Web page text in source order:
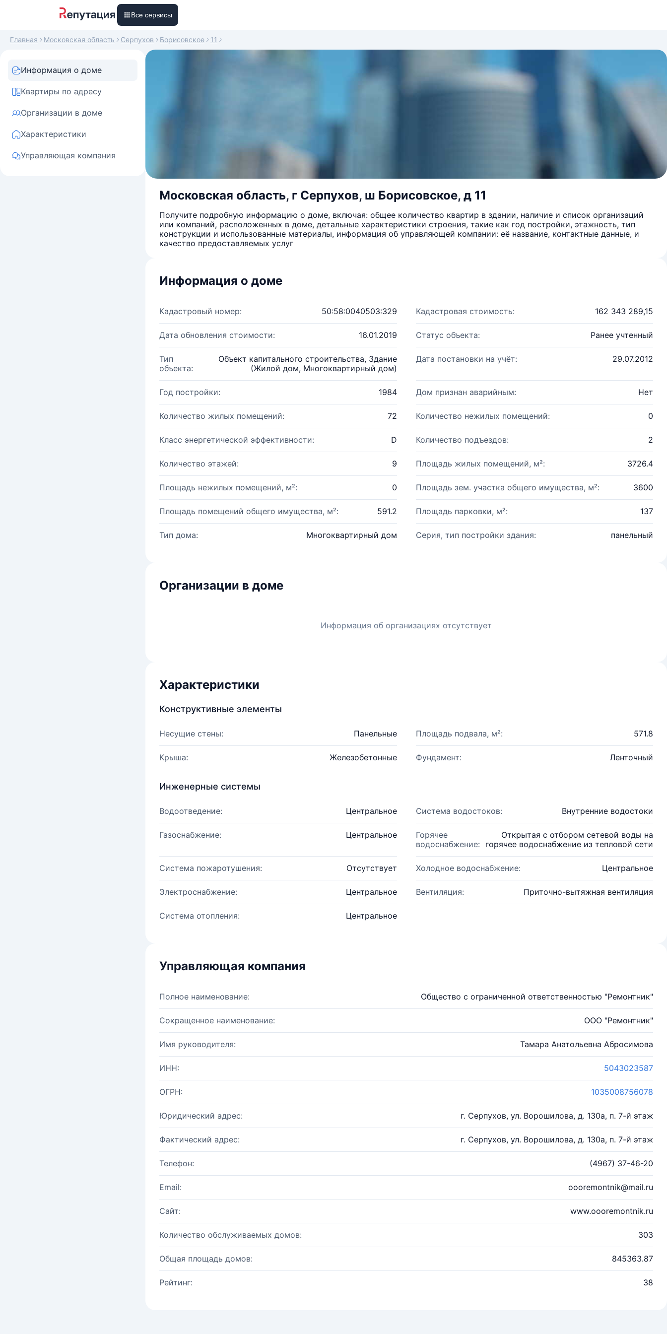
Все сервисы
Главная Московская область Серпухов Борисовское 11
Информация о доме
Квартиры по адресу
Организации в доме
Характеристики
Управляющая компания
Московская область, г Серпухов, ш Борисовское, д 11
Получите подробную информацию о доме, включая: общее количество квартир в здании, наличие и список организаций
или компаний, расположенных в доме, детальные характеристики строения, такие как год постройки, этажность, тип
конструкции и использованные материалы, информация об управляющей компании: её название, контактные данные, и
качество предоставляемых услуг
Информация о доме
Кадастровый номер: 50:58:0040503:329 Кадастровая стоимость: 162 343 289,15
Дата обновления стоимости: 16.01.2019 Статус объекта: Ранее учтенный
Тип
объекта:
Объект капитального строительства, Здание
(Жилой дом, Многоквартирный дом)
Дата постановки на учёт: 29.07.2012
Год постройки: 1984 Дом признан аварийным: Нет
Количество жилых помещений: 72 Количество нежилых помещений: 0
Класс энергетической эффективности: D Количество подъездов: 2
Количество этажей: 9 Площадь жилых помещений, м²: 3726.4
Площадь нежилых помещений, м²: 0 Площадь зем. участка общего имущества, м²: 3600
Площадь помещений общего имущества, м²: 591.2 Площадь парковки, м²: 137
Тип дома: Многоквартирный дом Серия, тип постройки здания: панельный
Организации в доме
Информация об организациях отсутствует
Характеристики
Конструктивные элементы
Несущие стены: Панельные Площадь подвала, м²: 571.8
Крыша: Железобетонные Фундамент: Ленточный
Инженерные системы
Водоотведение: Центральное Система водостоков: Внутренние водостоки
Газоснабжение: Центральное
Горячее
водоснабжение:
Открытая с отбором сетевой воды на
горячее водоснабжение из тепловой сети
Система пожаротушения: Отсутствует Холодное водоснабжение: Центральное
Электроснабжение: Центральное Вентиляция: Приточно-вытяжная вентиляция
Система отопления: Центральное
Управляющая компания
Полное наименование: Общество с ограниченной ответственностью "Ремонтник"
Сокращенное наименование: ООО "Ремонтник"
Имя руководителя: Тамара Анатольевна Абросимова
ИНН: 5043023587
ОГРН: 1035008756078
Юридический адрес: г. Серпухов, ул. Ворошилова, д. 130а, п. 7-й этаж
Фактический адрес: г. Серпухов, ул. Ворошилова, д. 130а, п. 7-й этаж
Телефон: (4967) 37-46-20
Email: oooremontnik@mail.ru
Сайт: www.oooremontnik.ru
Количество обслуживаемых домов: 303
Общая площадь домов: 845363.87
Рейтинг: 38